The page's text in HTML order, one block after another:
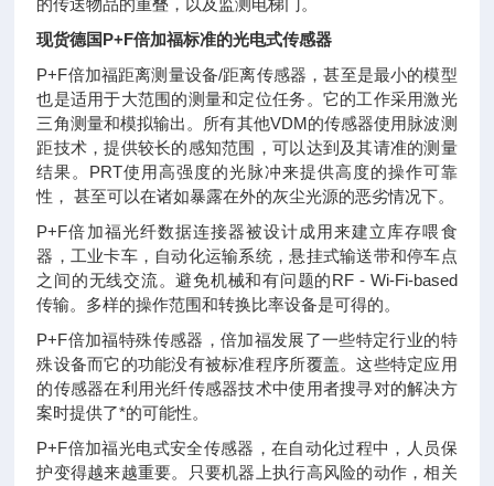
的传送物品的重叠，以及监测电梯门。
现货德国P+F倍加福标准的光电式传感器
P+F倍加福距离测量设备/距离传感器，甚至是最小的模型
也是适用于大范围的测量和定位任务。它的工作采用激光
三角测量和模拟输出。所有其他VDM的传感器使用脉波测
距技术，提供较长的感知范围，可以达到及其请准的测量
结果。PRT使用高强度的光脉冲来提供高度的操作可靠
性， 甚至可以在诸如暴露在外的灰尘光源的恶劣情况下。
P+F倍加福光纤数据连接器被设计成用来建立库存喂食
器，工业卡车，自动化运输系统，悬挂式输送带和停车点
之间的无线交流。避免机械和有问题的RF - Wi-Fi-based
传输。多样的操作范围和转换比率设备是可得的。
P+F倍加福特殊传感器，倍加福发展了一些特定行业的特
殊设备而它的功能没有被标准程序所覆盖。这些特定应用
的传感器在利用光纤传感器技术中使用者搜寻对的解决方
案时提供了*的可能性。
P+F倍加福光电式安全传感器，在自动化过程中，人员保
护变得越来越重要。只要机器上执行高风险的动作，相关